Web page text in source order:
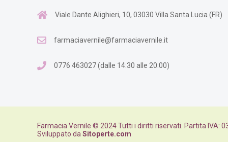
Viale Dante Alighieri, 10, 03030 Villa Santa Lucia (FR)
farmaciavernile@farmaciavernile.it
0776 463027 (dalle 14:30 alle 20:00)
Farmacia Vernile © 2024 Tutti i diritti riservati. Partita IVA:
Sviluppato daSitoperte.com